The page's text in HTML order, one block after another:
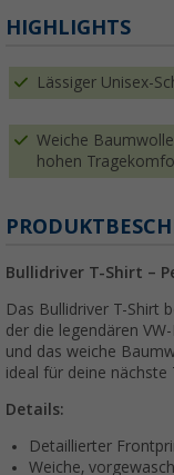
HIGHLIGHTS
Lässiger Unisex-
Weiche
hohen
Bullidriver T-Shirt –
Das Bullidriver T-Shirt
der die legendären
und das weiche
ideal für deine nächste
Details:
Detaillierter
Weiche,